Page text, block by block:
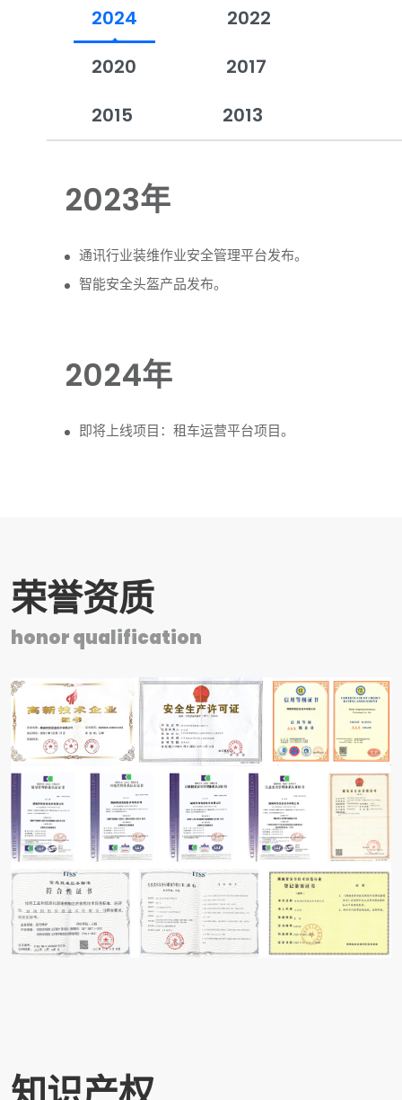
2024
2022
2020
2017
2015
2013
2023年
通讯行业装维作业安全管理平台发布。
智能安全头盔产品发布。
2024年
即将上线项目：租车运营平台项目。
荣誉资质
honor qualification